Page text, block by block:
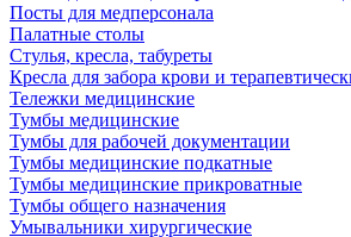
Посты для медперсонала
Палатные столы
Стулья, кресла, табуреты
Кресла для забора крови и
Тележки медицинские
Тумбы медицинские
Тумбы для рабочей документации
Тумбы медицинские подкатные
Тумбы медицинские прикроватные
Тумбы общего назначения
Умывальники хирургические